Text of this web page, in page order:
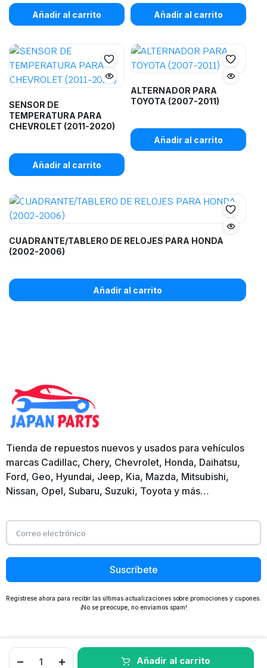
Añadir al carrito
Añadir al carrito Añadir al carrito
SENSOR DE
TEMPERATURA PARA
CHEVROLET (2011-2020)
Añadir al carrito
ALTERNADOR PARA
TOYOTA (2007-2011)
Añadir al carrito
CUADRANTE/TABLERO DE RELOJES PARA HONDA
(2002-2006)
Añadir al carrito
Tienda de repuestos nuevos y usados para vehículos
marcas Cadillac, Chery, Chevrolet, Honda, Daihatsu,
Ford, Geo, Hyundai, Jeep, Kia, Mazda, Mitsubishi,
Nissan, Opel, Subaru, Suzuki, Toyota y más…
Suscríbete
Regístrese ahora para recibir las últimas actualizaciones sobre promociones y cupones.
¡No se preocupe, no enviamos spam!